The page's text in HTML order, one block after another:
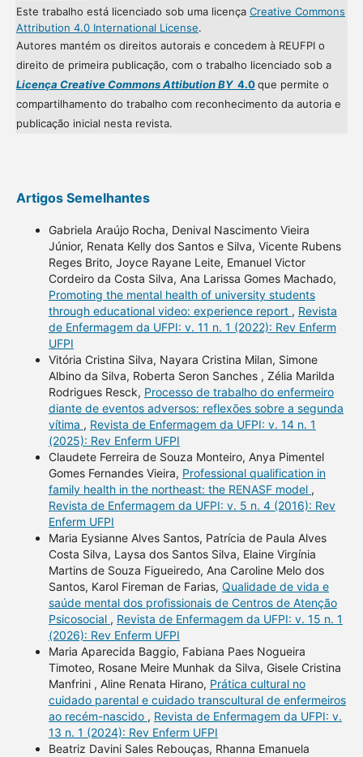
Este trabalho está licenciado sob uma licença Creative Commons
Attribution 4.0 International License.
Autores mantém os direitos autorais e concedem à REUFPI o
direito de primeira publicação, com o trabalho licenciado sob a
Licença Creative Commons Attibution BY4.0que permite o
compartilhamento do trabalho com reconhecimento da autoria e
publicação inicial nesta revista.
Artigos Semelhantes
Gabriela Araújo Rocha, Denival Nascimento Vieira
Júnior, Renata Kelly dos Santos e Silva, Vicente Rubens
Reges Brito, Joyce Rayane Leite, Emanuel Victor
Cordeiro da Costa Silva, Ana Larissa Gomes Machado,
Promoting the mental health of university students
through educational video: experience report , Revista
de Enfermagem da UFPI: v. 11 n. 1 (2022): Rev Enferm
UFPI
Vitória Cristina Silva, Nayara Cristina Milan, Simone
Albino da Silva, Roberta Seron Sanches , Zélia Marilda
Rodrigues Resck, Processo de trabalho do enfermeiro
diante de eventos adversos: reflexões sobre a segunda
vítima , Revista de Enfermagem da UFPI: v. 14 n. 1
(2025): Rev Enferm UFPI
Claudete Ferreira de Souza Monteiro, Anya Pimentel
Gomes Fernandes Vieira, Professional qualification in
family health in the northeast: the RENASF model ,
Revista de Enfermagem da UFPI: v. 5 n. 4 (2016): Rev
Enferm UFPI
Maria Eysianne Alves Santos, Patrícia de Paula Alves
Costa Silva, Laysa dos Santos Silva, Elaine Virgínia
Martins de Souza Figueiredo, Ana Caroline Melo dos
Santos, Karol Fireman de Farias, Qualidade de vida e
saúde mental dos profissionais de Centros de Atenção
Psicosocial , Revista de Enfermagem da UFPI: v. 15 n. 1
(2026): Rev Enferm UFPI
Maria Aparecida Baggio, Fabiana Paes Nogueira
Timoteo, Rosane Meire Munhak da Silva, Gisele Cristina
Manfrini , Aline Renata Hirano, Prática cultural no
cuidado parental e cuidado transcultural de enfermeiros
ao recém-nascido , Revista de Enfermagem da UFPI: v.
13 n. 1 (2024): Rev Enferm UFPI
Beatriz Davini Sales Rebouças, Rhanna Emanuela